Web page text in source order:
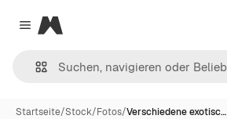
Close menu
Magnific
Startseite/Stock/Fotos/Verschiedene exotisc…